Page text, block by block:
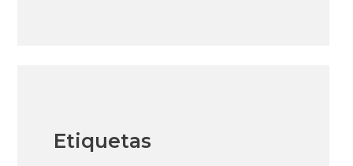
Etiquetas